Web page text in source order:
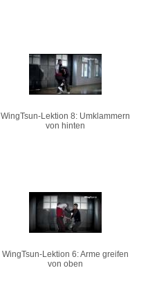
WingTsun-Lektion 8: Umklammern
von hinten
WingTsun-Lektion 6: Arme greifen
von oben